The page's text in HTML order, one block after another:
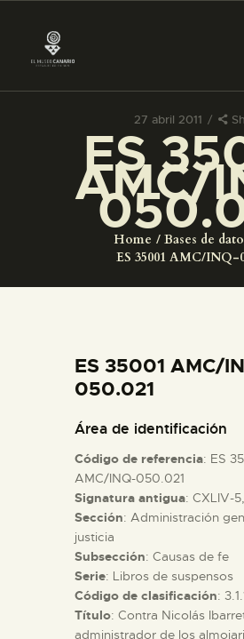
27 abril 2011
ES
AMC/
Home Bases de
ES 35001 AMC/INQ-
PREPARAR LA
ACTIVIDADES
COLECCIONES
ESPAÑOL
PREPARAR LA
ACTIVIDADES
█
ES 35001 AMC/
050.021
Área de identificación
Código de referencia: ES
AMC/INQ-050.021
Signatura antigua: CXLIV-
Sección: Administración
justicia
Subsección: Causas de fe
Serie: Libros de suspensos
Código de clasificación:
Título: Contra Nicolás
administrador de los